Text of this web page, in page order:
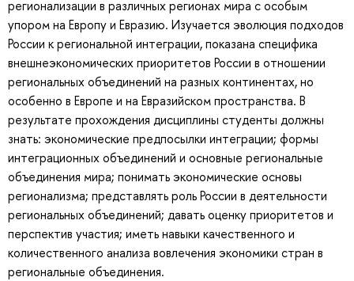
регионализации в различных регионах мира с особым
упором на Европу и Евразию. Изучается эволюция подходов
России к региональной интеграции, показана специфика
внешнеэкономических приоритетов России в отношении
региональных объединений на разных континентах, но
особенно в Европе и на Евразийском пространства. В
результате прохождения дисциплины студенты должны
знать: экономические предпосылки интеграции; формы
интеграционных объединений и основные региональные
объединения мира; понимать экономические основы
регионализма; представлять роль России в деятельности
региональных объединений; давать оценку приоритетов и
перспектив участия; иметь навыки качественного и
количественного анализа вовлечения экономики стран в
региональные объединения.